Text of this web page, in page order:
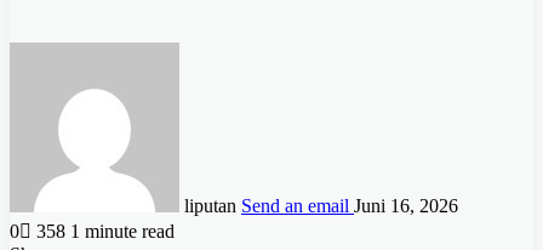
liputan Send an email Juni 16, 2026
0
358 1 minute read